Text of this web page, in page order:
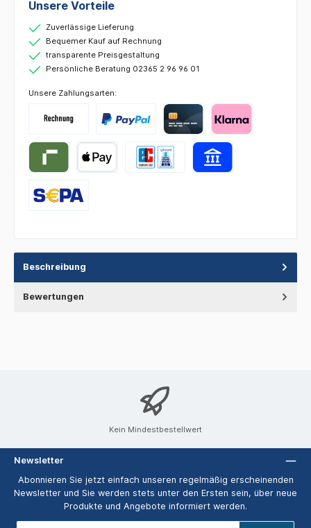
Unsere Vorteile
Zuverlässige Lieferung
Bequemer Kauf auf Rechnung
transparente Preisgestaltung
Persönliche Beratung 02365 2 96 96 01
Unsere Zahlungsarten:
Beschreibung
Bewertungen
Kein Mindestbestellwert
Newsletter
Abonnieren Sie jetzt einfach unseren regelmäßig erscheinenden
Newsletter und Sie werden stets unter den Ersten sein, über neue
Produkte und Angebote informiert werden.